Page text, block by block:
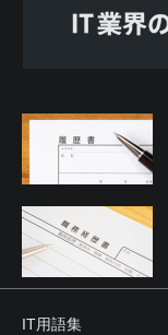
IT用語集